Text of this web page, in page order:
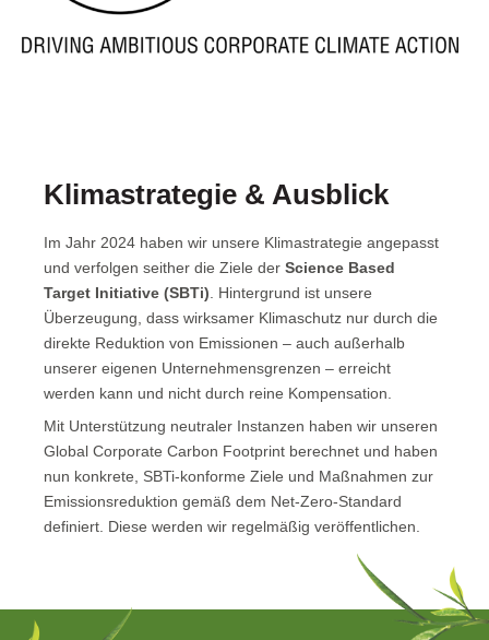
Klimastrategie & Ausblick
Im Jahr 2024 haben wir unsere Klimastrategie angepasst
und verfolgen seither die Ziele der Science Based
Target Initiative (SBTi). Hintergrund ist unsere
Überzeugung, dass wirksamer Klimaschutz nur durch die
direkte Reduktion von Emissionen – auch außerhalb
unserer eigenen Unternehmensgrenzen – erreicht
werden kann und nicht durch reine Kompensation.
Mit Unterstützung neutraler Instanzen haben wir unseren
Global Corporate Carbon Footprint berechnet und haben
nun konkrete, SBTi-konforme Ziele und Maßnahmen zur
Emissionsreduktion gemäß dem Net-Zero-Standard
definiert. Diese werden wir regelmäßig veröffentlichen.